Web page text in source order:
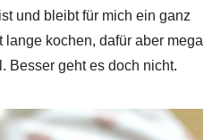
und bleibt für mich ein ganz
kochen, dafür aber mega
Besser geht es doch nicht.